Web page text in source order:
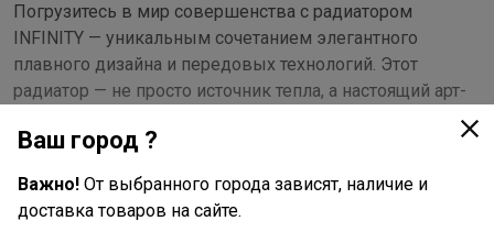
Погрузитесь в мир совершенства с радиатором
INFINITY — уникальным сочетанием элегантного
плавного дизайна и передовых технологий. Этот
радиатор — не просто источник тепла, а настоящий арт-
100% настоящий биметалл: Используются полностью
Ваш город ?
Важно! От выбранного города зависят, наличие и
доставка товаров на сайте.